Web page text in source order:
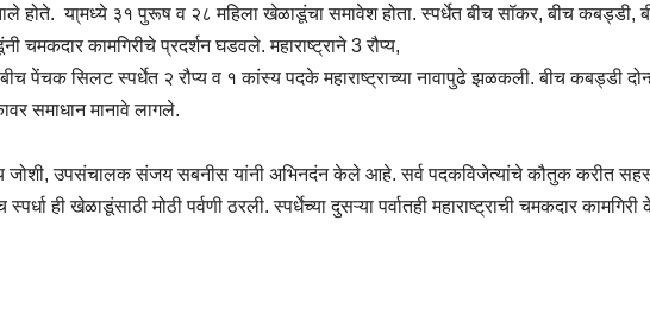
होते. या्मध्ये ३१ पुरूष व २८ महिला खेळाडूंचा समावेश होता. स्‍पर्धेत बीच सॉकर, बीच कबड्डी,
चमकदार कामगिरीचे प्रदर्शन घडवले. महाराष्ट्राने 3 रौप्य,
पेंचक सिलट स्‍पर्धेत २ रौप्‍य व १ कांस्य पदके महाराष्ट्राच्‍या नावापुढे झळकली. बीच कबड्डी
समाधान मानावे लागले.
उपसंचालक संजय सबनीस यांनी अभिनदंन केले आहे. सर्व पदकविजेत्‍यांचे कौतुक करीत
ही खेळाडूंसाठी मोठी पर्वणी ठरली. स्‍पर्धेच्‍या दुसऱ्या पर्वातही महाराष्ट्राची चमकदार